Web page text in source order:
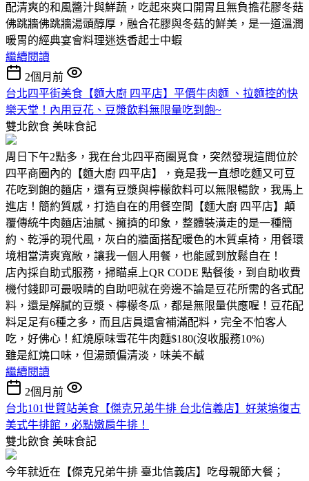
配清爽的和風醬汁與鮮蔬，吃起來爽口開胃且無負擔花膠冬菇
佛跳牆佛跳牆湯頭醇厚，融合花膠與冬菇的鮮美，是一道溫潤
暖胃的經典宴會料理迷迭香起士中蝦
繼續閱讀
2個月前
台北四平街美食【麵大廚 四平店】平價牛肉麵 、拉麵控的快
樂天堂！內用豆花、豆漿飲料無限量吃到飽~
雙北飲食 美味食記
周日下午2點多，我在台北四平商圈覓食，突然發現這間位於
四平商圈內的【麵大廚 四平店】，竟是我一直想吃麵又可豆
花吃到飽的麵店，還有豆漿與檸檬飲料可以無限暢飲，我馬上
進店！簡約質感，打造自在的用餐空間【麵大廚 四平店】顛
覆傳統牛肉麵店油膩、擁擠的印象，整體裝潢走的是一種簡
約、乾淨的現代風，灰白的牆面搭配暖色的木質桌椅，用餐環
境相當清爽寬敞，讓我一個人用餐，也能感到放鬆自在！
店內採自助式服務，掃瞄桌上QR CODE 點餐後，到自助收費
機付錢即可最吸睛的自助吧就在旁邊不論是豆花所需的各式配
料，還是解膩的豆漿、檸檬冬瓜，都是無限量供應喔！豆花配
料足足有6種之多，而且店員還會補滿配料，完全不怕客人
吃，好佛心！紅燒原味雪花牛肉麵$180(沒收服務10%)
雖是紅燒口味，但湯頭偏清淡，味美不鹹
繼續閱讀
2個月前
台北101世貿站美食【傑克兄弟牛排 台北信義店】好萊塢復古
美式牛排館，必點嫩肩牛排！
雙北飲食 美味食記
今年就近在【傑克兄弟牛排 臺北信義店】吃母親節大餐；